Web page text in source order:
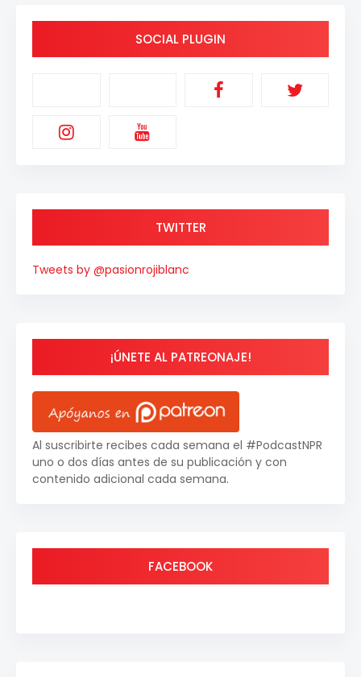
SOCIAL PLUGIN
TWITTER
Tweets by @pasionrojiblanc
¡ÚNETE AL PATREONAJE!
Al suscribirte recibes cada semana el #PodcastNPR
uno o dos días antes de su publicación y con
contenido adicional cada semana.
FACEBOOK